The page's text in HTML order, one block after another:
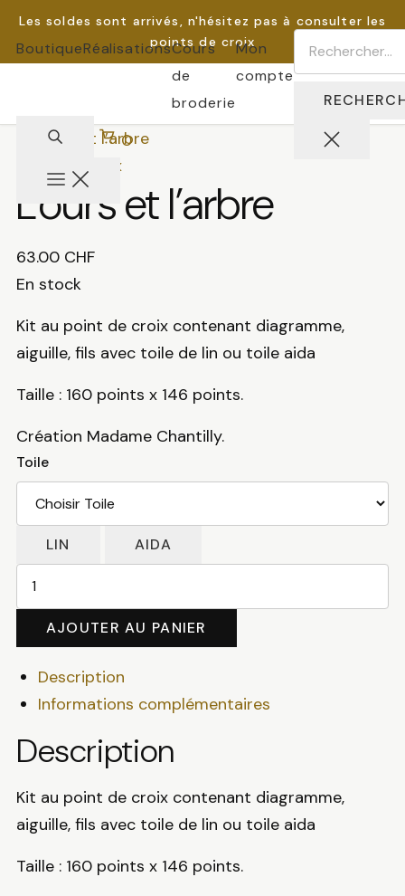
Les soldes sont arrivés, n'hésitez pas à consulter les
points de croix
au
contenu
BoutiqueRéalisationsCours
de
broderie
Mon
compte
0
Point de Croix
L’ours et l’arbre
63.00 CHF
En stock
Kit au point de croix contenant diagramme,
aiguille, fils avec toile de lin ou toile aida
Taille : 160 points x 146 points.
Création Madame Chantilly.
Toile
LIN
AIDA
L'ours
et
l'arbre
AJOUTER AU PANIER
Description
Informations complémentaires
Description
Kit au point de croix contenant diagramme,
aiguille, fils avec toile de lin ou toile aida
Taille : 160 points x 146 points.